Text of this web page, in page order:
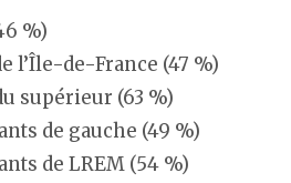
%)
l’Île-de-France (47 %)
supérieur (63 %)
de gauche (49 %)
de LREM (54 %)